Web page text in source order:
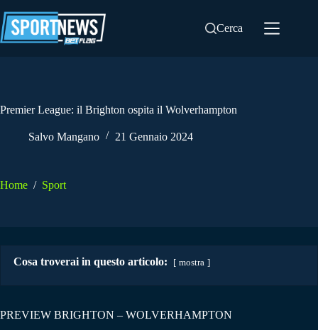
al
contenuto
Cerca
Premier League: il Brighton ospita il Wolverhampton
Salvo Mangano 21 Gennaio 2024
Home / Sport
Cosa troverai in questo articolo: mostra
PREVIEW BRIGHTON – WOLVERHAMPTON